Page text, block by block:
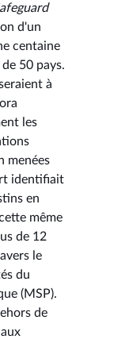
d'un
centaine
50 pays.
à
les
menées
identifiait
en
même
de 12
le
du
(MSP).
de